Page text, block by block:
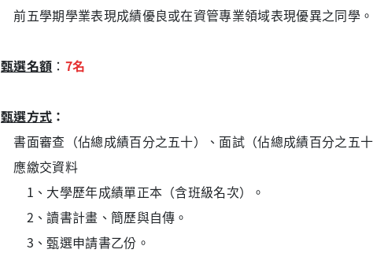
前五學期學業表現成績優良或在資管專業領域表現優異之同學。
甄選名額 ： 7名
甄選方式 ：
書面審查（佔總成績百分之五十）、面試（佔總成績百分之五
應繳交資料
1、大學歷年成績單正本（含班級名次）。
2、讀書計畫、簡歷與自傳。
3、甄選申請書乙份。